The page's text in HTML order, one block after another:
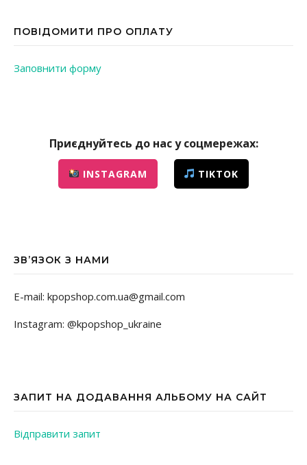
ПОВІДОМИТИ ПРО ОПЛАТУ
Заповнити форму
Приєднуйтесь до нас у соцмережах:
INSTAGRAM TIKTOK
ЗВ’ЯЗОК З НАМИ
E-mail: kpopshop.com.ua@gmail.com
Instagram: @kpopshop_ukraine
ЗАПИТ НА ДОДАВАННЯ АЛЬБОМУ НА САЙТ
Відправити запит